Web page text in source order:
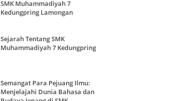
SMK Muhammadiyah 7
Kedungpring Lamongan
Sejarah Tentang SMK
Muhammadiyah 7 Kedungpring
Semangat Para Pejuang Ilmu:
Menjelajahi Dunia Bahasa dan